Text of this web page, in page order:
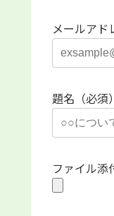
メールアド
題名（必須）
ファイル